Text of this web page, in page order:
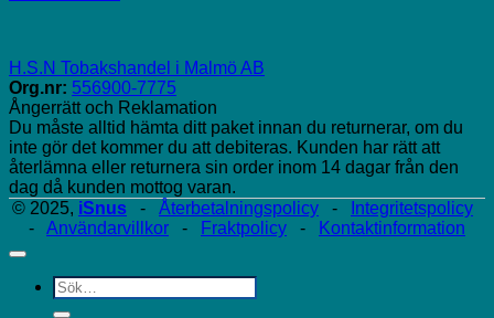
H.S.N Tobakshandel i Malmö AB
Org.nr: 556900-7775
Ångerrätt och Reklamation
Du måste alltid hämta ditt paket innan du returnerar, om du
inte gör det kommer du att debiteras. Kunden har rätt att
återlämna eller returnera sin order inom 14 dagar från den
dag då kunden mottog varan.
© 2025, iSnus - Återbetalningspolicy -
Integritetspolicy
- Användarvillkor - Fraktpolicy - Kontaktinformation
Sök
efter: